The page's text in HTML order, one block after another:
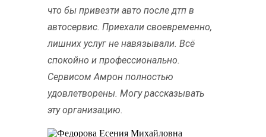
что бы привезти авто после дтп в
автосервис. Приехали своевременно,
лишних услуг не навязывали. Всё
спокойно и профессионально.
Сервисом Амрон полностью
удовлетворены. Могу рассказывать
эту организацию.